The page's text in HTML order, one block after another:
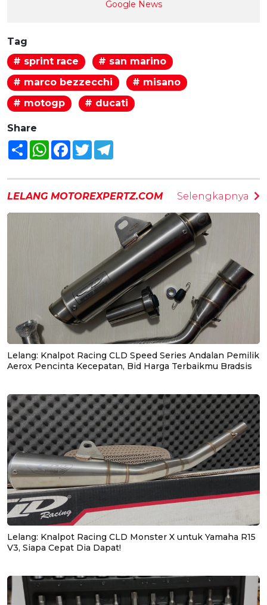
Google News
Tag
# sprint race
# san marino
# marco bezzecchi
# misano
# motogp
# ducati
Share
Share WhatsAppFacebook
Twitter
LELANG MOTOREXPERTZ.COM Selengkapnya
Lelang: Knalpot Racing CLD Speed Series Andalan Pemilik
Aerox Pencinta Kecepatan, Bid Harga Terbaikmu Bradsis
Lelang: Knalpot Racing CLD Monster X untuk Yamaha R15
V3, Siapa Cepat Dia Dapat!